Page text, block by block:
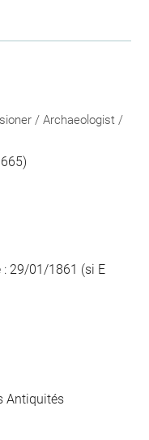
/ Archaeologist /
29/01/1861 (si E
Antiquités